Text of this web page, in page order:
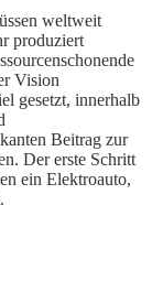
weltweit
produziert
Vision
gesetzt, innerhalb
Beitrag zur
Der erste Schritt
ein Elektroauto,